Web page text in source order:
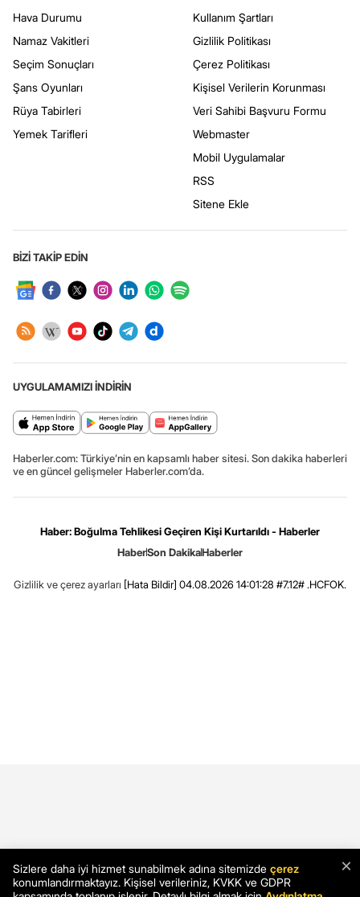
Hava Durumu
Namaz Vakitleri
Seçim Sonuçları
Şans Oyunları
Rüya Tabirleri
Yemek Tarifleri
Kullanım Şartları
Gizlilik Politikası
Çerez Politikası
Kişisel Verilerin Korunması
Veri Sahibi Başvuru Formu
Webmaster
Mobil Uygulamalar
RSS
Sitene Ekle
BİZİ TAKİP EDİN
UYGULAMAMIZI İNDİRİN
Haberler.com: Türkiye’nin en kapsamlı haber sitesi. Son dakika haberleri
ve en güncel gelişmeler Haberler.com’da.
Haber: Boğulma Tehlikesi Geçiren Kişi Kurtarıldı - Haberler
HaberSon DakikaHaberler
Gizlilik ve çerez ayarları [Hata Bildir] 04.08.2026 14:01:28 #7.12# .HCFOK.
×
Sizlere daha iyi hizmet sunabilmek adına sitemizde çerez
konumlandırmaktayız. Kişisel verileriniz, KVKK ve GDPR